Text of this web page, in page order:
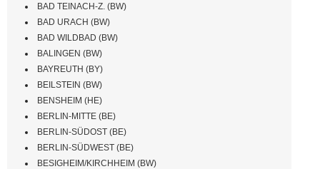
BAD TEINACH-Z. (BW)
BAD URACH (BW)
BAD WILDBAD (BW)
BALINGEN (BW)
BAYREUTH (BY)
BEILSTEIN (BW)
BENSHEIM (HE)
BERLIN-MITTE (BE)
BERLIN-SÜDOST (BE)
BERLIN-SÜDWEST (BE)
BESIGHEIM/KIRCHHEIM (BW)